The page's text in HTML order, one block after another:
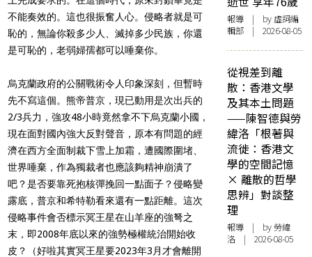
不能奏效的。這也很振奮人心。侵略者就是可
恥的，無論你殺多少人、滅掉多少民族，你還
是可恥的，老弱婦孺都可以唾棄你。
烏克蘭政府的公關戰術令人印象深刻，但暫時
先不寫這個。熊帝普京，現已動用是次出兵的
2/3兵力，強攻48小時竟然拿不下烏克蘭小國，
現在面對國內強大反對聲音，原本有問題的經
濟在西方全面制裁下雪上加霜，遭國際圍堵、
世界唾棄，作為獨裁者也應該夠精神崩潰了
吧？是否要靠死抱核彈挽回一點面子？侵略變
露底，普京和希特勒看來還有一點距離。這次
侵略事件會否標示冥王星在山羊座的強弩之
末，即2008年底以來的強勢極權統治開始收
皮？（好啦其實冥王星要2023年3月才會離開
報導 | by 虛詞編
輯部 | 2026-08-05
從視差到離
散：香港文學
及其本土問題
——陳智德與勞
緯洛「根著與
流徙：香港文
學的空間記憶
× 離散的哲學
思辨」對談整
理
報導 | by 勞緯
洛 | 2026-08-05